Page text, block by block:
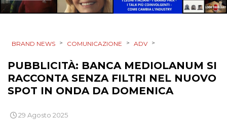
BRAND NEWS > COMUNICAZIONE > ADV >
PUBBLICITÀ: BANCA MEDIOLANUM SI
RACCONTA SENZA FILTRI NEL NUOVO
SPOT IN ONDA DA DOMENICA
29 Agosto 2025